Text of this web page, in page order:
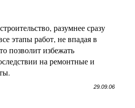
разумнее сразу
этапы работ, не впадая в
позволит избежать
на ремонтные и
29.09.06